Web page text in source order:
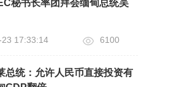
秘书长率团拜会缅甸总统吴
17:33:14 6100
总统：允许人民币直接投资有